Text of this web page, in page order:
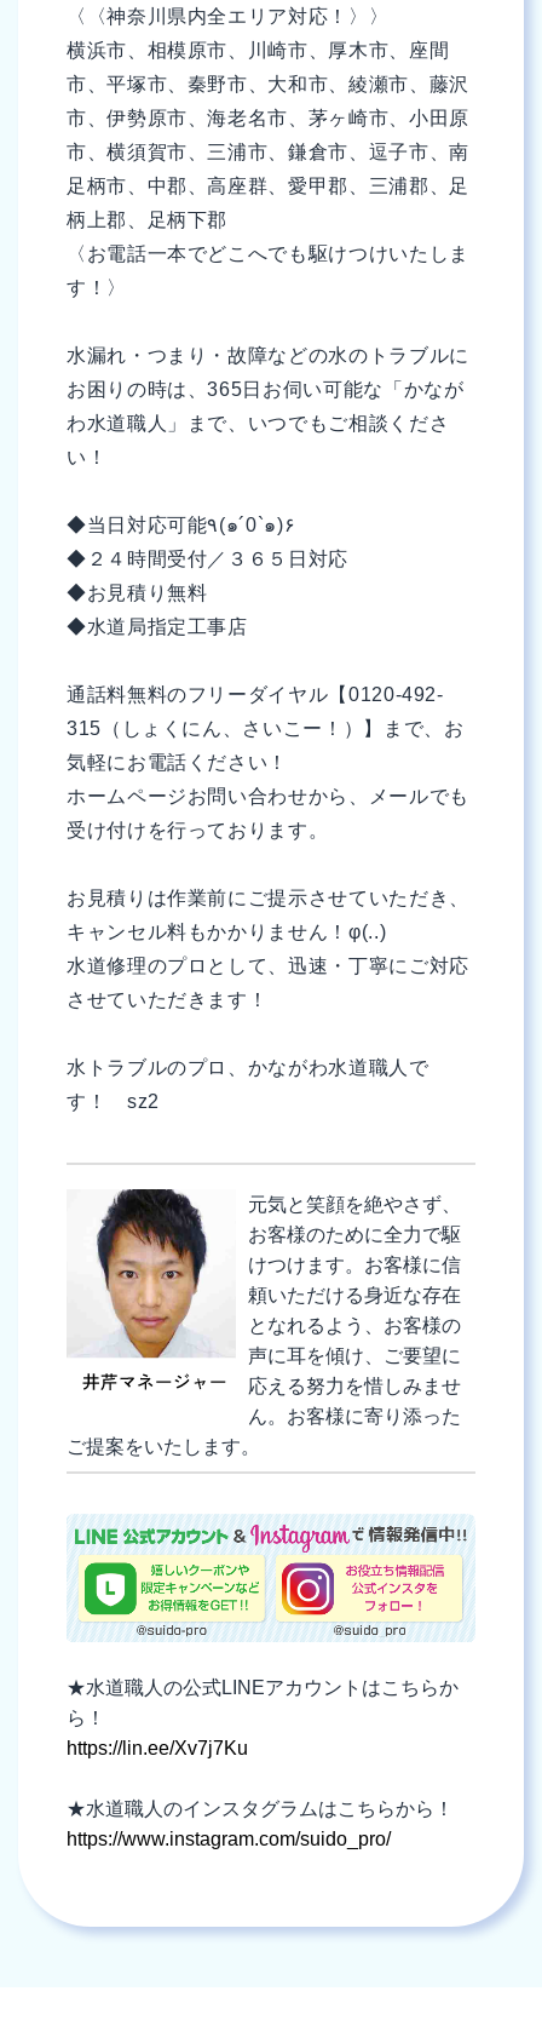
〈〈神奈川県内全エリア対応！〉〉
横浜市、相模原市、川崎市、厚木市、座間
市、平塚市、秦野市、大和市、綾瀬市、藤沢
市、伊勢原市、海老名市、茅ヶ崎市、小田原
市、横須賀市、三浦市、鎌倉市、逗子市、南
足柄市、中郡、高座群、愛甲郡、三浦郡、足
柄上郡、足柄下郡
〈お電話一本でどこへでも駆けつけいたしま
す！〉
水漏れ・つまり・故障などの水のトラブルに
お困りの時は、365日お伺い可能な「かなが
わ水道職人」まで、いつでもご相談くださ
い！
◆当日対応可能٩(๑´0`๑)۶
◆２４時間受付／３６５日対応
◆お見積り無料
◆水道局指定工事店
通話料無料のフリーダイヤル【0120-492-
315（しょくにん、さいこー！）】まで、お
気軽にお電話ください！
ホームページお問い合わせから、メールでも
受け付けを行っております。
お見積りは作業前にご提示させていただき、
キャンセル料もかかりません！φ(..)
水道修理のプロとして、迅速・丁寧にご対応
させていただきます！
水トラブルのプロ、かながわ水道職人で
す！ sz2
元気と笑顔を絶やさず、
お客様のために全力で駆
けつけます。お客様に信
頼いただける身近な存在
となれるよう、お客様の
声に耳を傾け、ご要望に
応える努力を惜しみませ
ん。お客様に寄り添った
ご提案をいたします。
★水道職人の公式LINEアカウントはこちらか
ら！
https://lin.ee/Xv7j7Ku
★水道職人のインスタグラムはこちらから！
https://www.instagram.com/suido_pro/